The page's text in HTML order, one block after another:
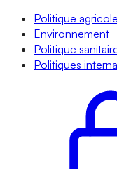
Politique agricole
Environnement
Politique
Politiques